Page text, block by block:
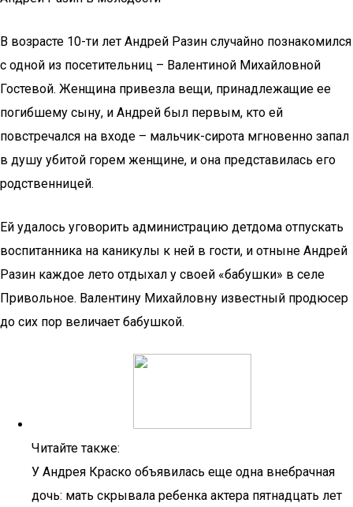
В возрасте 10-ти лет Андрей Разин случайно познакомился
с одной из посетительниц – Валентиной Михайловной
Гостевой. Женщина привезла вещи, принадлежащие ее
погибшему сыну, и Андрей был первым, кто ей
повстречался на входе – мальчик-сирота мгновенно запал
в душу убитой горем женщине, и она представилась его
родственницей.
Ей удалось уговорить администрацию детдома отпускать
воспитанника на каникулы к ней в гости, и отныне Андрей
Разин каждое лето отдыхал у своей «бабушки» в селе
Привольное. Валентину Михайловну известный продюсер
до сих пор величает бабушкой.
Читайте также:
У Андрея Краско объявилась еще одна внебрачная
дочь: мать скрывала ребенка актера пятнадцать лет